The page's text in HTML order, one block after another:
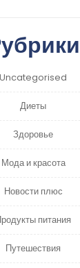
Uncategorised
Диеты
Здоровье
Мода и красота
Новости плюс
питания
Путешествия